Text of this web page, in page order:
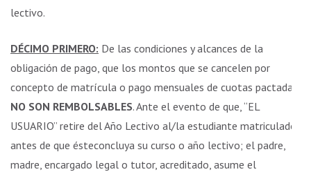
lectivo.
DÉCIMO PRIMERO: De las condiciones y alcances de la
obligación de pago, que los montos que se cancelen por
concepto de matrícula o pago mensuales de cuotas pactadas,
NO SON REMBOLSABLES. Ante el evento de que, “EL
USUARIO” retire del Año Lectivo al/la estudiante matriculado,
antes de que ésteconcluya su curso o año lectivo; el padre,
madre, encargado legal o tutor, acreditado, asume el